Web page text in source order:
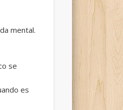
mental.
se
es